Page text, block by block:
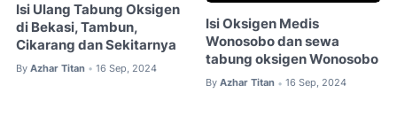
Isi Ulang Tabung Oksigen
di Bekasi, Tambun,
Cikarang dan Sekitarnya
By Azhar Titan • 16 Sep, 2024
Isi Oksigen Medis
Wonosobo dan sewa
tabung oksigen Wonosobo
By Azhar Titan • 16 Sep, 2024